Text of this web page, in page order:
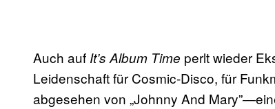
Auch auf It’s Album Time perlt wieder
Leidenschaft für Cosmic-Disco, für
abgesehen von „Johnny And